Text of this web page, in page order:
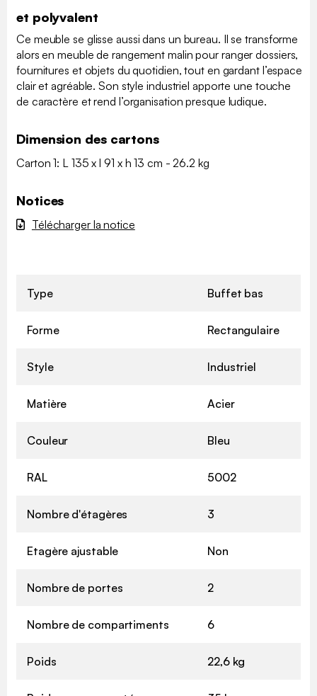
et polyvalent
Ce meuble se glisse aussi dans un bureau. Il se transforme
alors en meuble de rangement malin pour ranger dossiers,
fournitures et objets du quotidien, tout en gardant l’espace
clair et agréable. Son style industriel apporte une touche
de caractère et rend l’organisation presque ludique.
Dimension des cartons
Carton 1: L 135 x l 91 x h 13 cm - 26.2 kg
Notices
Télécharger la notice
Type Buffet bas
Forme Rectangulaire
Style Industriel
Matière Acier
Couleur Bleu
RAL 5002
Nombre d'étagères 3
Etagère ajustable Non
Nombre de portes 2
Nombre de compartiments 6
Poids 22,6 kg